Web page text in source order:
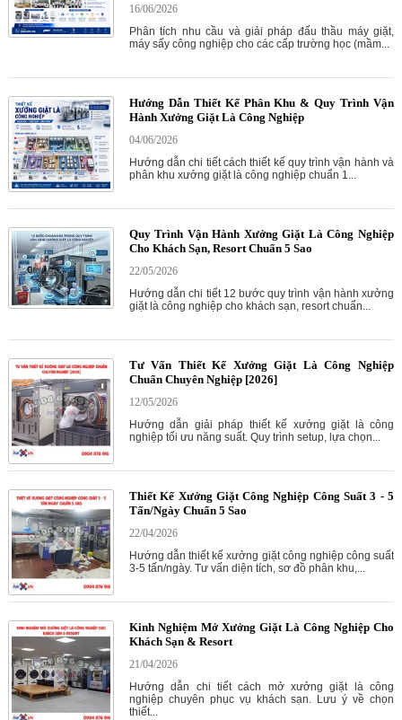
16/06/2026
Phân tích nhu cầu và giải pháp đấu thầu máy giặt,
máy sấy công nghiệp cho các cấp trường học (mầm...
Hướng Dẫn Thiết Kế Phân Khu & Quy Trình Vận
Hành Xưởng Giặt Là Công Nghiệp
04/06/2026
Hướng dẫn chi tiết cách thiết kế quy trình vận hành và
phân khu xưởng giặt là công nghiệp chuẩn 1...
Quy Trình Vận Hành Xưởng Giặt Là Công Nghiệp
Cho Khách Sạn, Resort Chuẩn 5 Sao
22/05/2026
Hướng dẫn chi tiết 12 bước quy trình vận hành xưởng
giặt là công nghiệp cho khách sạn, resort chuẩn...
Tư Vấn Thiết Kế Xưởng Giặt Là Công Nghiệp
Chuẩn Chuyên Nghiệp [2026]
12/05/2026
Hướng dẫn giải pháp thiết kế xưởng giặt là công
nghiệp tối ưu năng suất. Quy trình setup, lựa chọn...
Thiết Kế Xưởng Giặt Công Nghiệp Công Suất 3 - 5
Tấn/Ngày Chuẩn 5 Sao
22/04/2026
Hướng dẫn thiết kế xưởng giặt công nghiệp công suất
3-5 tấn/ngày. Tư vấn diện tích, sơ đồ phân khu,...
Kinh Nghiệm Mở Xưởng Giặt Là Công Nghiệp Cho
Khách Sạn & Resort
21/04/2026
Hướng dẫn chi tiết cách mở xưởng giặt là công
nghiệp chuyên phục vụ khách sạn. Lưu ý về chọn
thiết...